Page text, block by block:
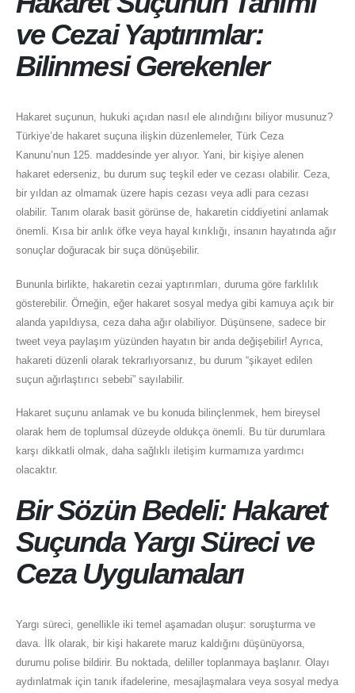
ve Cezai Yaptırımlar:
Bilinmesi Gerekenler
Hakaret suçunun, hukuki açıdan nasıl ele alındığını biliyor musunuz?
Türkiye’de hakaret suçuna ilişkin düzenlemeler, Türk Ceza
Kanunu’nun 125. maddesinde yer alıyor. Yani, bir kişiye alenen
hakaret ederseniz, bu durum suç teşkil eder ve cezası olabilir. Ceza,
bir yıldan az olmamak üzere hapis cezası veya adli para cezası
olabilir. Tanım olarak basit görünse de, hakaretin ciddiyetini anlamak
önemli. Kısa bir anlık öfke veya hayal kırıklığı, insanın hayatında ağır
sonuçlar doğuracak bir suça dönüşebilir.
Bununla birlikte, hakaretin cezai yaptırımları, duruma göre farklılık
gösterebilir. Örneğin, eğer hakaret sosyal medya gibi kamuya açık bir
alanda yapıldıysa, ceza daha ağır olabiliyor. Düşünsene, sadece bir
tweet veya paylaşım yüzünden hayatın bir anda değişebilir! Ayrıca,
hakareti düzenli olarak tekrarlıyorsanız, bu durum “şikayet edilen
suçun ağırlaştırıcı sebebi” sayılabilir.
Hakaret suçunu anlamak ve bu konuda bilinçlenmek, hem bireysel
olarak hem de toplumsal düzeyde oldukça önemli. Bu tür durumlara
karşı dikkatli olmak, daha sağlıklı iletişim kurmamıza yardımcı
olacaktır.
Bir Sözün Bedeli: Hakaret
Suçunda Yargı Süreci ve
Ceza Uygulamaları
Yargı süreci, genellikle iki temel aşamadan oluşur: soruşturma ve
dava. İlk olarak, bir kişi hakarete maruz kaldığını düşünüyorsa,
durumu polise bildirir. Bu noktada, deliller toplanmaya başlanır. Olayı
aydınlatmak için tanık ifadelerine, mesajlaşmalara veya sosyal medya